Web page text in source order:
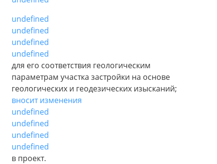
undefined
undefined
undefined
undefined
для его соответствия геологическим
параметрам участка застройки на основе
геологических и геодезических изысканий;
вносит изменения
undefined
undefined
undefined
undefined
в проект.